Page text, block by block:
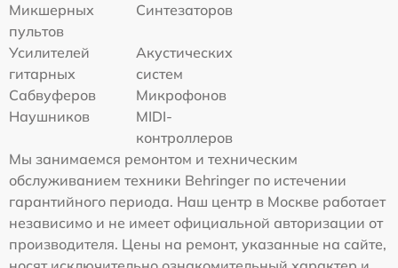
Микшерных
пультов
Синтезаторов
Усилителей
гитарных
Акустических
систем
Сабвуферов
Микрофонов
Наушников
MIDI-
контроллеров
Мы занимаемся ремонтом и техническим
обслуживанием техники Behringer по истечении
гарантийного периода. Наш центр в Москве работает
независимо и не имеет официальной авторизации от
производителя. Цены на ремонт, указанные на сайте,